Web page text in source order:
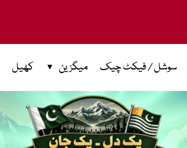
سوشل / فیکٹ چیک میگزین کھیل